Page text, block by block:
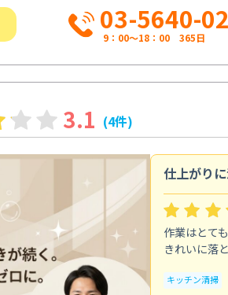
03-5640-
9：00～18：00 365日
3.1 (4件)
仕上がり
作業はとて
きれいに落
キッチン清掃